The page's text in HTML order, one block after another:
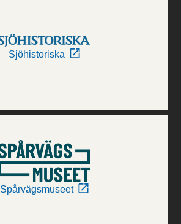
Sjöhistoriska
Spårvägsmuseet